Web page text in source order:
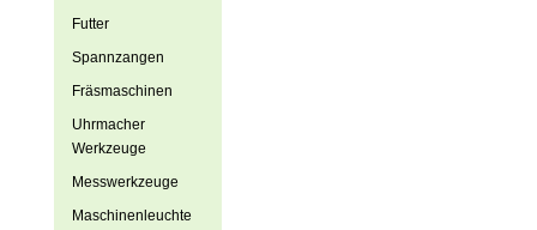
Futter
Spannzangen
Fräsmaschinen
Uhrmacher
Werkzeuge
Messwerkzeuge
Maschinenleuchte